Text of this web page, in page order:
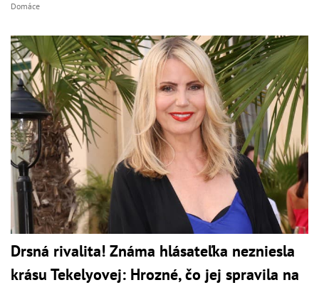
Domáce
Drsná rivalita! Známa hlásateľka nezniesla
krásu Tekelyovej: Hrozné, čo jej spravila na